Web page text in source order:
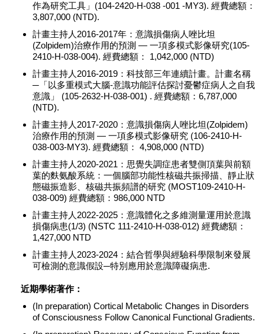
作為研究工具」(104-2420-H-038 -001 -MY3). 經費總額：
3,807,000 (NTD).
計畫主持人2016-2017年：意識損傷病人唑比坦
(Zolpidem)治療作用的預測 — 一項多模式影像研究(105-
2410-H-038-004). 經費總額： 1,042,000 (NTD)
計畫主持人2016-2019：科技部三年連續計畫。計畫名稱
─「以多重模式大腦-意識功能評估探討憂鬱症病人之自我
意識」 (105-2632-H-038-001) . 經費總額：6,787,000
(NTD).
計畫主持人2017-2020：意識損傷病人唑比坦(Zolpidem)
治療作用的預測 — 一項多模式影像研究 (106-2410-H-
038-003-MY3). 經費總額： 4,908,000 (NTD)
計畫主持人2020-2021：思覺失調症患者雙側頂葉與前額
葉的麩氨酸系統：一個腦部功能性核磁共振掃描、靜止狀
態磁振造影、核磁共振頻譜的研究 (MOST109-2410-H-
038-009) 經費總額：986,000 NTD
計畫主持人2022-2025：意識體化之多維測量運用於意識
損傷病患(1/3) (NSTC 111-2410-H-038-012) 經費總額：
1,427,000 NTD
計畫主持人2023-2024：結合哲學與經驗科學限制來發展
可檢測的意識假設─特別應用於意識障礙病患.
近期學術著作：
(In preparation) Cortical Metabolic Changes in Disorders
of Consciousness Follow Canonical Functional Gradients.